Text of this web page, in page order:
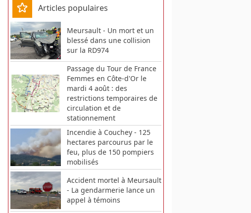
Articles populaires
Meursault - Un mort et un
blessé dans une collision
sur la RD974
Passage du Tour de France
Femmes en Côte-d'Or le
mardi 4 août : des
restrictions temporaires de
circulation et de
stationnement
Incendie à Couchey - 125
hectares parcourus par le
feu, plus de 150 pompiers
mobilisés
Accident mortel à Meursault
- La gendarmerie lance un
appel à témoins